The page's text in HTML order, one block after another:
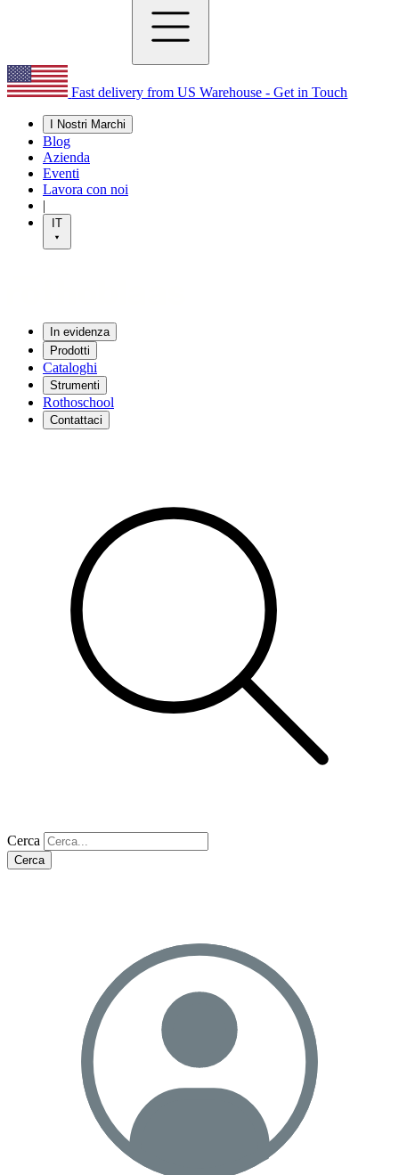
Fast delivery from US Warehouse - Get in Touch
I Nostri Marchi
Blog
Azienda
Eventi
Lavora con noi
|
IT
In evidenza
Prodotti
Cataloghi
Strumenti
Rothoschool
Contattaci
Cerca
Cerca